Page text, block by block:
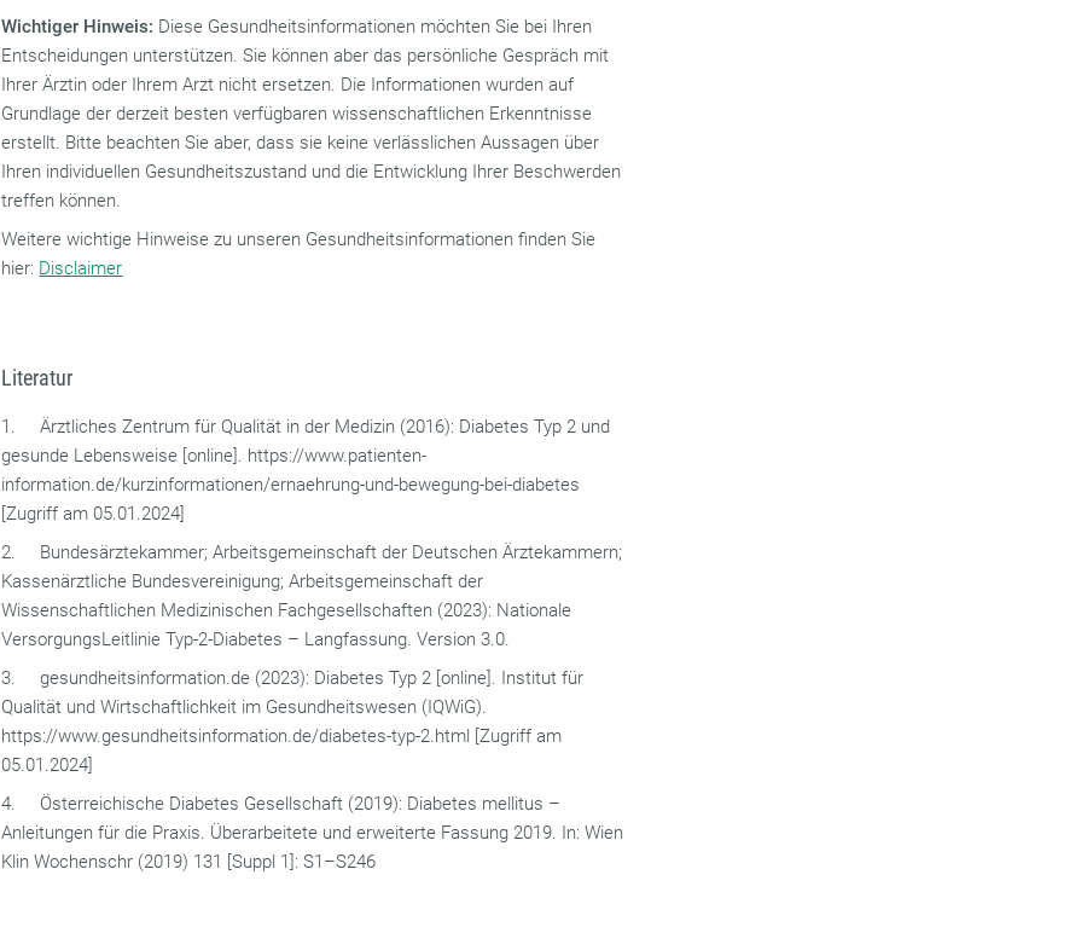
Wichtiger Hinweis: Diese Gesundheitsinformationen möchten Sie bei Ihren
Entscheidungen unterstützen. Sie können aber das persönliche Gespräch mit
Ihrer Ärztin oder Ihrem Arzt nicht ersetzen. Die Informationen wurden auf
Grundlage der derzeit besten verfügbaren wissenschaftlichen Erkenntnisse
erstellt. Bitte beachten Sie aber, dass sie keine verlässlichen Aussagen über
Ihren individuellen Gesundheitszustand und die Entwicklung Ihrer Beschwerden
treffen können.
Weitere wichtige Hinweise zu unseren Gesundheitsinformationen finden Sie
hier: Disclaimer
Literatur
1. Ärztliches Zentrum für Qualität in der Medizin (2016): Diabetes Typ 2 und
gesunde Lebensweise [online]. https://www.patienten-
information.de/kurzinformationen/ernaehrung-und-bewegung-bei-diabetes
[Zugriff am 05.01.2024]
2. Bundesärztekammer; Arbeitsgemeinschaft der Deutschen Ärztekammern;
Kassenärztliche Bundesvereinigung; Arbeitsgemeinschaft der
Wissenschaftlichen Medizinischen Fachgesellschaften (2023): Nationale
VersorgungsLeitlinie Typ-2-Diabetes – Langfassung. Version 3.0.
3. gesundheitsinformation.de (2023): Diabetes Typ 2 [online]. Institut für
Qualität und Wirtschaftlichkeit im Gesundheitswesen (IQWiG).
https://www.gesundheitsinformation.de/diabetes-typ-2.html [Zugriff am
05.01.2024]
4. Österreichische Diabetes Gesellschaft (2019): Diabetes mellitus –
Anleitungen für die Praxis. Überarbeitete und erweiterte Fassung 2019. In: Wien
Klin Wochenschr (2019) 131 [Suppl 1]: S1–S246